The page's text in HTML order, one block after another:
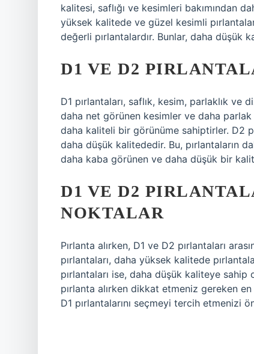
kalitesi, saflığı ve kesimleri bakımından
yüksek kalitede ve güzel kesimli
değerli pırlantalardır. Bunlar, daha düşük
D1 VE D2
D1 pırlantaları, saflık, kesim, parlaklık ve
daha net görünen kesimler ve daha
daha kaliteli bir görünüme sahiptirler. D2
daha düşük kalitededir. Bu, pırlantaların
daha kaba görünen ve daha düşük bir
D1 VE D2
NOKTALAR
Pırlanta alırken, D1 ve D2 pırlantaları
pırlantaları, daha yüksek kalitede
pırlantaları ise, daha düşük kaliteye
pırlanta alırken dikkat etmeniz gereken
D1 pırlantalarını seçmeyi tercih etmenizi